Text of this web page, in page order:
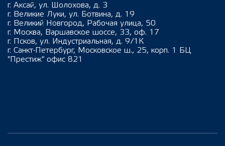
г. Аксай, ул. Шолохова, д. 3
г. Великие Луки, ул. Ботвина, д. 19
г. Великий Новгород, Рабочая улица, 50
г. Москва, Варшавское шоссе, 33, оф. 17
г. Псков, ул. Индустриальная, д. 9/1К
г. Санкт-Петербург, Московское ш., 25, корп. 1 БЦ
"Престиж" офис 821